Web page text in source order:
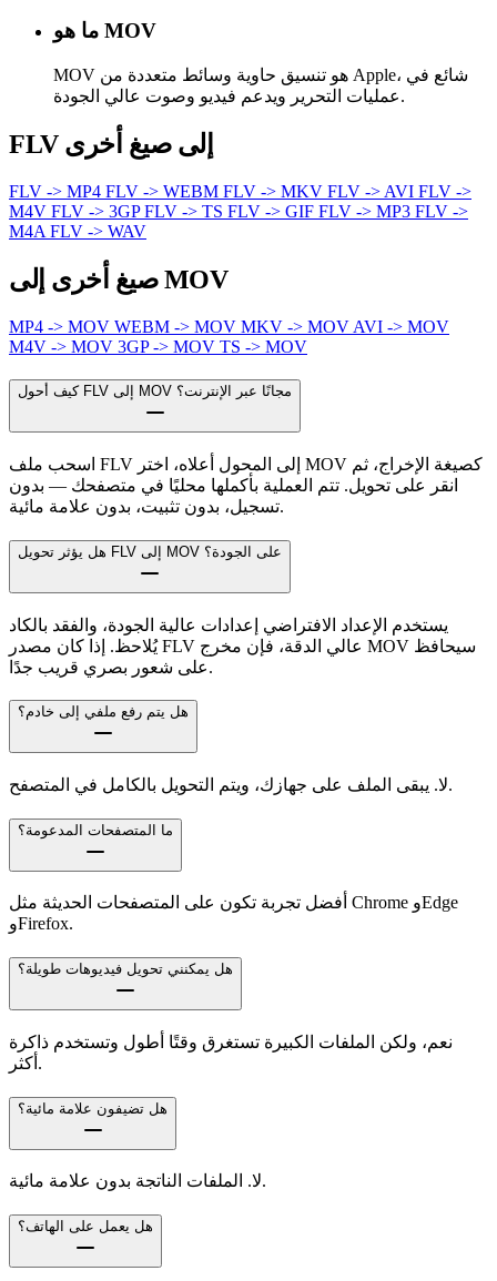
ما هو MOV
MOV هو تنسيق حاوية وسائط متعددة من Apple، شائع في
عمليات التحرير ويدعم فيديو وصوت عالي الجودة.
FLV إلى صيغ أخرى
FLV -> MP4 FLV -> WEBM FLV -> MKV FLV -> AVI FLV ->
M4V FLV -> 3GPFLV -> TS FLV -> GIF FLV -> MP3 FLV ->
M4A FLV -> WAV
صيغ أخرى إلى MOV
MP4 -> MOV WEBM -> MOV MKV -> MOV AVI -> MOV
M4V -> MOV 3GP -> MOV TS -> MOV
كيف أحول FLV إلى MOV مجانًا عبر الإنترنت؟
اسحب ملف FLV إلى المحول أعلاه، اختر MOV كصيغة الإخراج، ثم
انقر على تحويل. تتم العملية بأكملها محليًا في متصفحك — بدون
تسجيل، بدون تثبيت، بدون علامة مائية.
هل يؤثر تحويل FLV إلى MOV على الجودة؟
يستخدم الإعداد الافتراضي إعدادات عالية الجودة، والفقد بالكاد
يُلاحظ. إذا كان مصدر FLV عالي الدقة، فإن مخرج MOV سيحافظ
على شعور بصري قريب جدًا.
هل يتم رفع ملفي إلى خادم؟
لا. يبقى الملف على جهازك، ويتم التحويل بالكامل في المتصفح.
ما المتصفحات المدعومة؟
أفضل تجربة تكون على المتصفحات الحديثة مثل Chrome وEdge
وFirefox.
هل يمكنني تحويل فيديوهات طويلة؟
نعم، ولكن الملفات الكبيرة تستغرق وقتًا أطول وتستخدم ذاكرة
أكثر.
هل تضيفون علامة مائية؟
لا. الملفات الناتجة بدون علامة مائية.
هل يعمل على الهاتف؟